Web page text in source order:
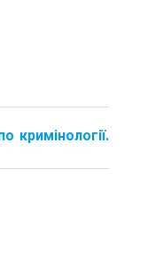
кримінології.